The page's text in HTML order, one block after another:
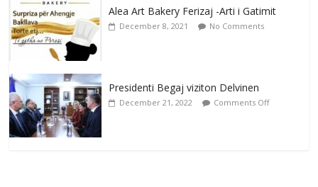
Alea Art Bakery Ferizaj -Arti i Gatimit
December 8, 2021 No Comments
Presidenti Begaj viziton Delvinen
December 21, 2022 Comments Off